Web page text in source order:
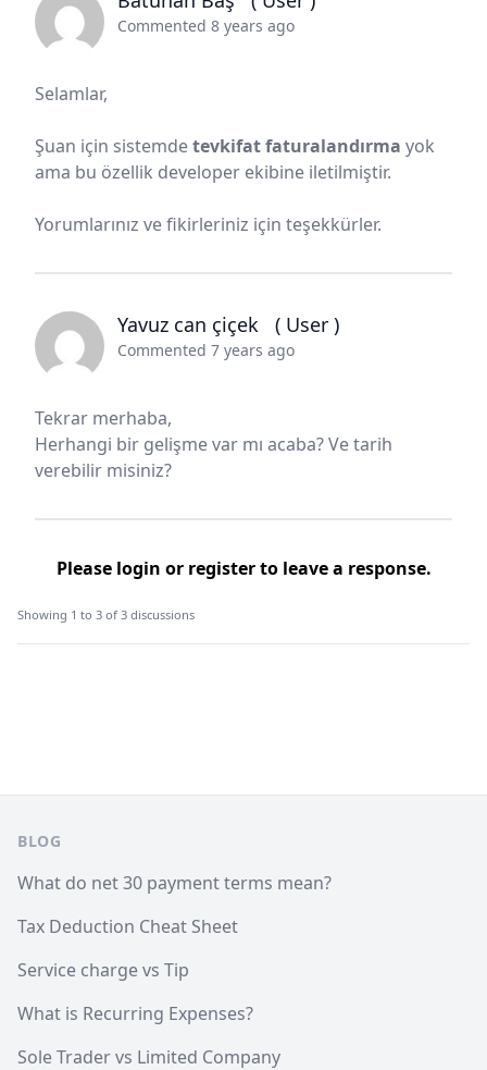
Commented 8 years ago
Selamlar,
Şuan için sistemdetevkifat faturalandırma yok
ama bu özellik developer ekibine iletilmiştir.
Yorumlarınız ve fikirleriniz için teşekkürler.
Yavuz can çiçek ( User )
Commented 7 years ago
Tekrar merhaba,
Herhangi bir gelişme var mı acaba? Ve tarih
verebilir misiniz?
Please login or registerto leave a response.
Showing 1 to 3 of 3 discussions
BLOG
What do net 30 payment terms mean?
Tax Deduction Cheat Sheet
Service charge vs Tip
What is Recurring Expenses?
Sole Trader vs Limited Company